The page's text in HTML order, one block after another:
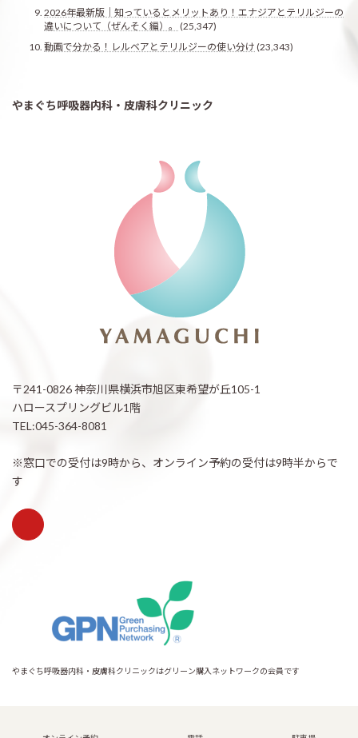
2026年最新版｜知っているとメリットあり！エナジアとテリルジーの
違いについて（ぜんそく編）。
(25,347)
動画で分かる！レルベアとテリルジーの使い分け (23,343)
やまぐち呼吸器内科・皮膚科クリニック
〒241-0826 神奈川県横浜市旭区東希望が丘105-1
ハロースプリングビル1階
TEL:045-364-8081
※窓口での受付は9時から、オンライン予約の受付は9時半からで
す
やまぐち呼吸器内科・皮膚科クリニックはグリーン購入ネットワークの会員です